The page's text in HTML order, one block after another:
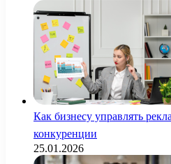
Как бизнесу управлять
конкуренции
25.01.2026